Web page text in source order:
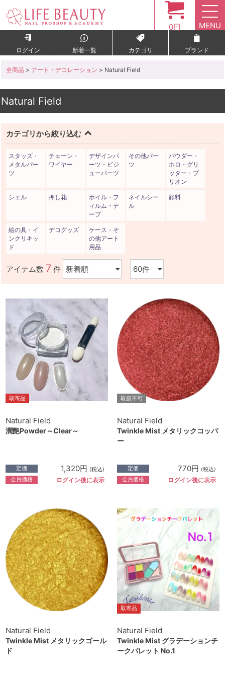
0円 MENU
ログイン 新着一覧 カテゴリ ブランド
全商品 > アート・デコレーション > Natural Field
Natural Field
カテゴリから絞り込む
スタッズ・
メタルパー
ツ
チェーン・
ワイヤー
デザインパ
ーツ・ビジ
ューパーツ
その他パー
ツ
パウダー・
ホロ・グリ
ッター・ブ
リオン
シェル 押し花
ホイル・フ
ィルム・テ
ープ
ネイルシー
ル
顔料
絵の具・イ
ンクリキッ
ド
デコグッズ
ケース・そ
の他アート
用品
アイテム数 7 件
取寄品
Natural Field
潤艶Powder～Clear～
定価 1,320円 (税込)
会員価格 ログイン後に表示
取扱不可
Natural Field
Twinkle Mist メタリックコッパ
ー
定価 770円 (税込)
会員価格 ログイン後に表示
Natural Field
Twinkle Mist メタリックゴール
ド
取寄品
Natural Field
Twinkle Mist グラデーションチ
ークパレット No.1